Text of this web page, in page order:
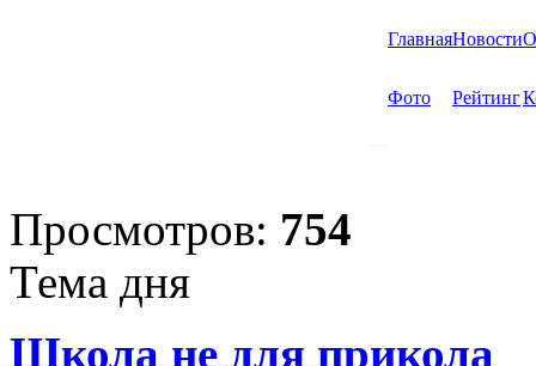
ГлавнаяНовости
Фото Рейтинг
Просмотров: 754
Тема дня
Школа не для прикола